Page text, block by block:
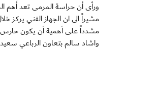
ورأى أن حراسة المرمى تعد أهم
مشيراً الى ان الجهاز الفني يركز
مشدداً على أهمية أن يكون حارس
واشاد سالم بتعاون الرباعي